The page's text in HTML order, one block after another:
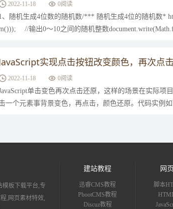
2022-11-18 0阅读
、随机生成4位数的随机数/*** 随机生成4位的随机数*
//输出0～10之间的随机整数
实现点击按钮改变颜色，再次点
2022-11-18 0阅读
单击变色再次点击还原，这样的场景在实际项
一个元素事背景变色，再点击，颜色还原。代码实例
模板下载平台,专
,网页素材特效,
建站教程
迅睿CMS教程
PbootCMS教程
Discuz教程
网
脚本